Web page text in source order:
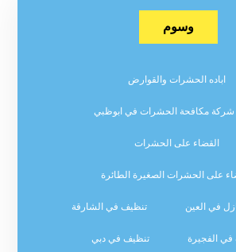
وسوم
اباده الحشرات والقوارض
شركة مكافحة الحشرات في ابوظبي
القضاء على الحشرات
على الحشرات الصغيرة الطائرة
في العين تنظيف في الشارقة
الفجيرة تنظيف في دبي